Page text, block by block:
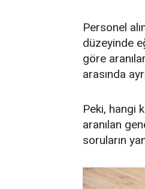
Personel
düzeyinde
göre
arasında
Peki, hangi
aranılan
soruların